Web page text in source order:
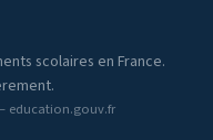
scolaires en France.
education.gouv.fr